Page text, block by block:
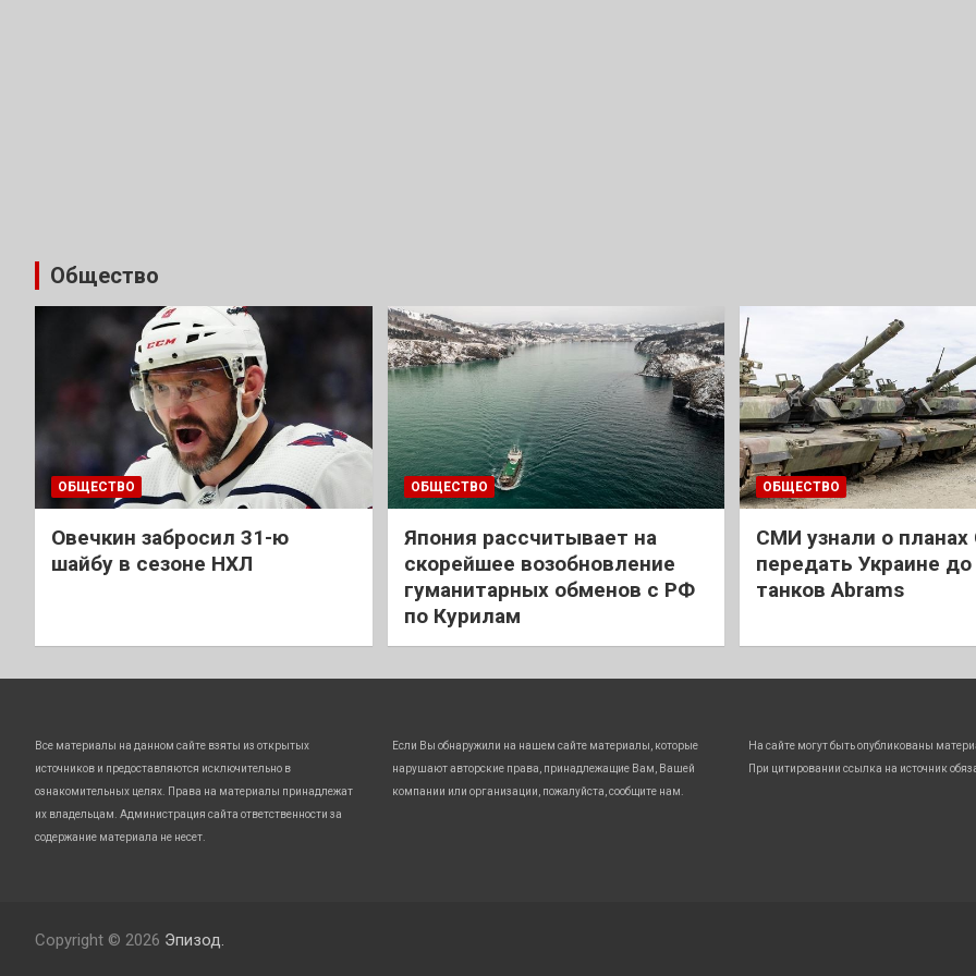
Общество
ОБЩЕСТВО
Овечкин забросил 31-ю
шайбу в сезоне НХЛ
ОБЩЕСТВО
Япония рассчитывает на
скорейшее возобновление
гуманитарных обменов с РФ
по Курилам
ОБЩЕСТВО
СМИ узнали о
передать Украине до
танков Abrams
Все материалы на данном сайте взяты из открытых
источников и предоставляются исключительно в
ознакомительных целях. Права на материалы принадлежат
их владельцам. Администрация сайта ответственности за
содержание материала не несет.
Если Вы обнаружили на нашем сайте материалы, которые
нарушают авторские права, принадлежащие Вам, Вашей
компании или организации, пожалуйста, сообщите нам.
На сайте могут быть опубликованы
При цитировании ссылка на источник
Copyright © 2026 Эпизод.